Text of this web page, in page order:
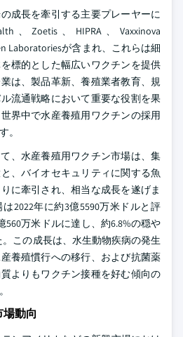
成長を牽引する主要プレーヤーに
、Zoetis、HIPRA、Vaxxinova
Laboratoriesが含まれ、これらは細
標的とした幅広いワクチンを提供
は、製品革新、養殖業者教育、規
流通戦略において重要な役割を果
界中で水産養殖用ワクチンの採用
。
、水産養殖用ワクチン市場は、集
、バイオセキュリティに関する魚
に牽引され、相当な成長を遂げま
2022年に約3億5590万米ドルと評
560万米ドルに達し、約6.8%の穏や
。この成長は、水生動物疾病の発生
養殖慣行への移行、および抗菌薬
よりもワクチン接種を好む傾向の
動向